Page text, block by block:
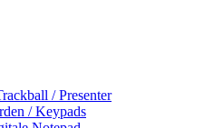
/ Presenter
/ Keypads